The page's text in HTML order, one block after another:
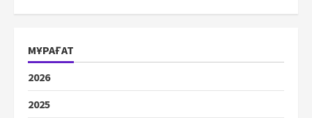
МҰРАҒАТ
2026
2025